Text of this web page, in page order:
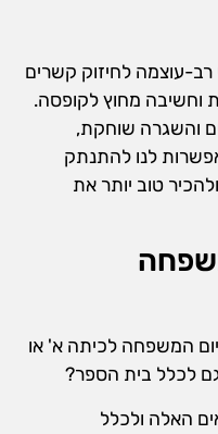
עוצמה לחיזוק קשרים
וחשיבה מחוץ לקופסה.
והשגרה שוחקת,
לנו להתנתק
טוב יותר את
המשפחה לכיתה א' או
לכלל בית הספר?
האלה ולכלל